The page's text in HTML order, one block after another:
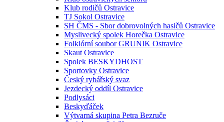
Klub rodičů Ostravice
TJ Sokol Ostravice
SH ČMS - Sbor dobrovolných hasičů Ostravice
Myslivecký spolek Horečka Ostravice
Folklórní soubor GRUNIK Ostravice
Skaut Ostravice
Spolek BESKYDHOST
Sportovky Ostravice
Český rybářský svaz
Jezdecký oddíl Ostravice
Podlysáci
Beskyďáček
Výtvarná skupina Petra Bezruče